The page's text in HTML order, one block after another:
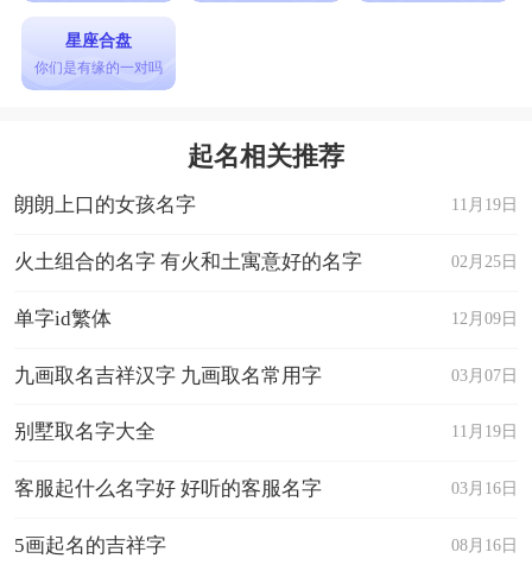
星座合盘
你们是有缘的一对吗
起名相关推荐
11月19日
朗朗上口的女孩名字
02月25日
火土组合的名字 有火和土寓意好的名字
12月09日
单字id繁体
03月07日
九画取名吉祥汉字 九画取名常用字
11月19日
别墅取名字大全
03月16日
客服起什么名字好 好听的客服名字
08月16日
5画起名的吉祥字